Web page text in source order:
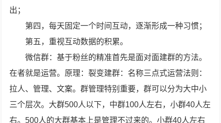
出；
第四，每天固定一个时间互动，逐渐形成一种习惯；
第五，重视互动数据的积累。
微信群：基于粉丝的精准首先是面对面建群的方法。
在者就是运营。原理：裂变建群：名称三点式运营法则：
拉人、管理、文案。群管理特别重要，群可以分为大中小
三个层次。大群500人以下，中群100人左右，小群40人左
右。500人的大群基本上是管理不过来的。小群40人左右